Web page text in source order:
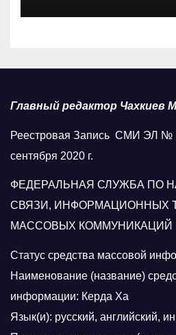
Главный редактор Чахкиев
Реестровая Запись СМИ ЭЛ №
сентября 2020 г.
ФЕДЕРАЛЬНАЯ СЛУЖБА ПО
СВЯЗИ, ИНФОРМАЦИОННЫХ
МАССОВЫХ КОММУНИКАЦИЙ
Статус средства массовой
Наименование (название)
информации: Керда Ха
Язык(и): русский, английский,